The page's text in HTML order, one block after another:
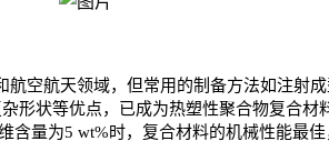
空航天领域，但常用的制备方法如注射
形状等优点，已成为热塑性聚合物复合材
含量为5 wt%时，复合材料的机械性能最